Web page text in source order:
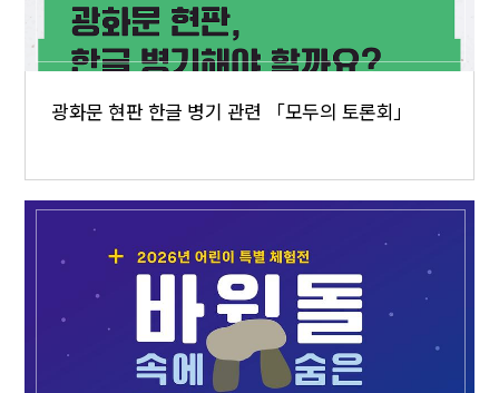
광화문 현판 한글 병기 관련 「모두의 토론회」